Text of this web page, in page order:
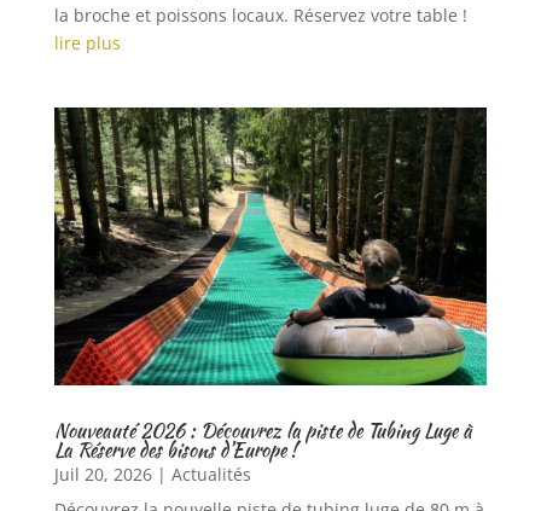
la broche et poissons locaux. Réservez votre table !
lire plus
Nouveauté 2026 : Découvrez la piste de Tubing Luge à
La Réserve des bisons d’Europe !
Juil 20, 2026| Actualités